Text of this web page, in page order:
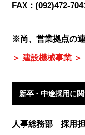
FAX：(092)472-
※尚、営業拠点の連
＞ 建設機械事業 ＞
新卒・中途採用に
人事総務部 採用